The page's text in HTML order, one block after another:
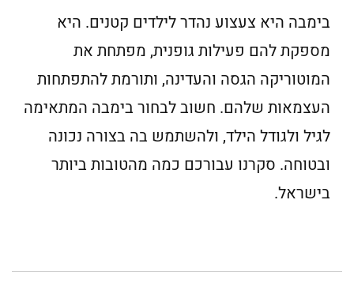
בימבה היא צעצוע נהדר לילדים קטנים. היא
מספקת להם פעילות גופנית, מפתחת את
המוטוריקה הגסה והעדינה, ותורמת להתפתחות
העצמאות שלהם. חשוב לבחור בימבה המתאימה
לגיל ולגודל הילד, ולהשתמש בה בצורה נכונה
ובטוחה. סקרנו עבורכם כמה מהטובות ביותר
בישראל.